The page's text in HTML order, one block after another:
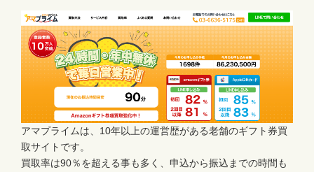
アマプライムは、10年以上の運営歴がある老舗のギフト券買
取サイトです。
買取率は90％を超える事も多く、申込から振込までの時間も